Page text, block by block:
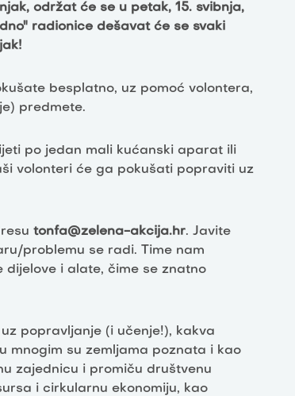
održat će se u petak, 15. svibnja,
radionice dešavat će se svaki
besplatno, uz pomoć volontera,
predmete.
po jedan mali kućanski aparat ili
volonteri će ga pokušati popraviti uz
tonfa@zelena-akcija.hr. Javite
problemu se radi. Time nam
i alate, čime se znatno
popravljanje (i učenje!), kakva
mnogim su zemljama poznata i kao
zajednicu i promiču društvenu
i cirkularnu ekonomiju, kao